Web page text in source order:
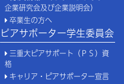
企業研究会及び企業説明会）
卒業生の方へ
ピアサポーター学生委員会
三重大ピアサポート（ＰＳ）資
格
キャリア・ピアサポーター宣言